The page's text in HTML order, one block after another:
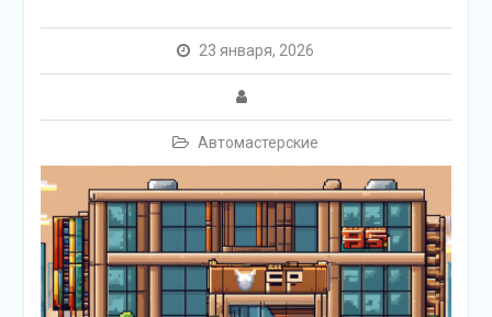
23 января, 2026
Автомастерские